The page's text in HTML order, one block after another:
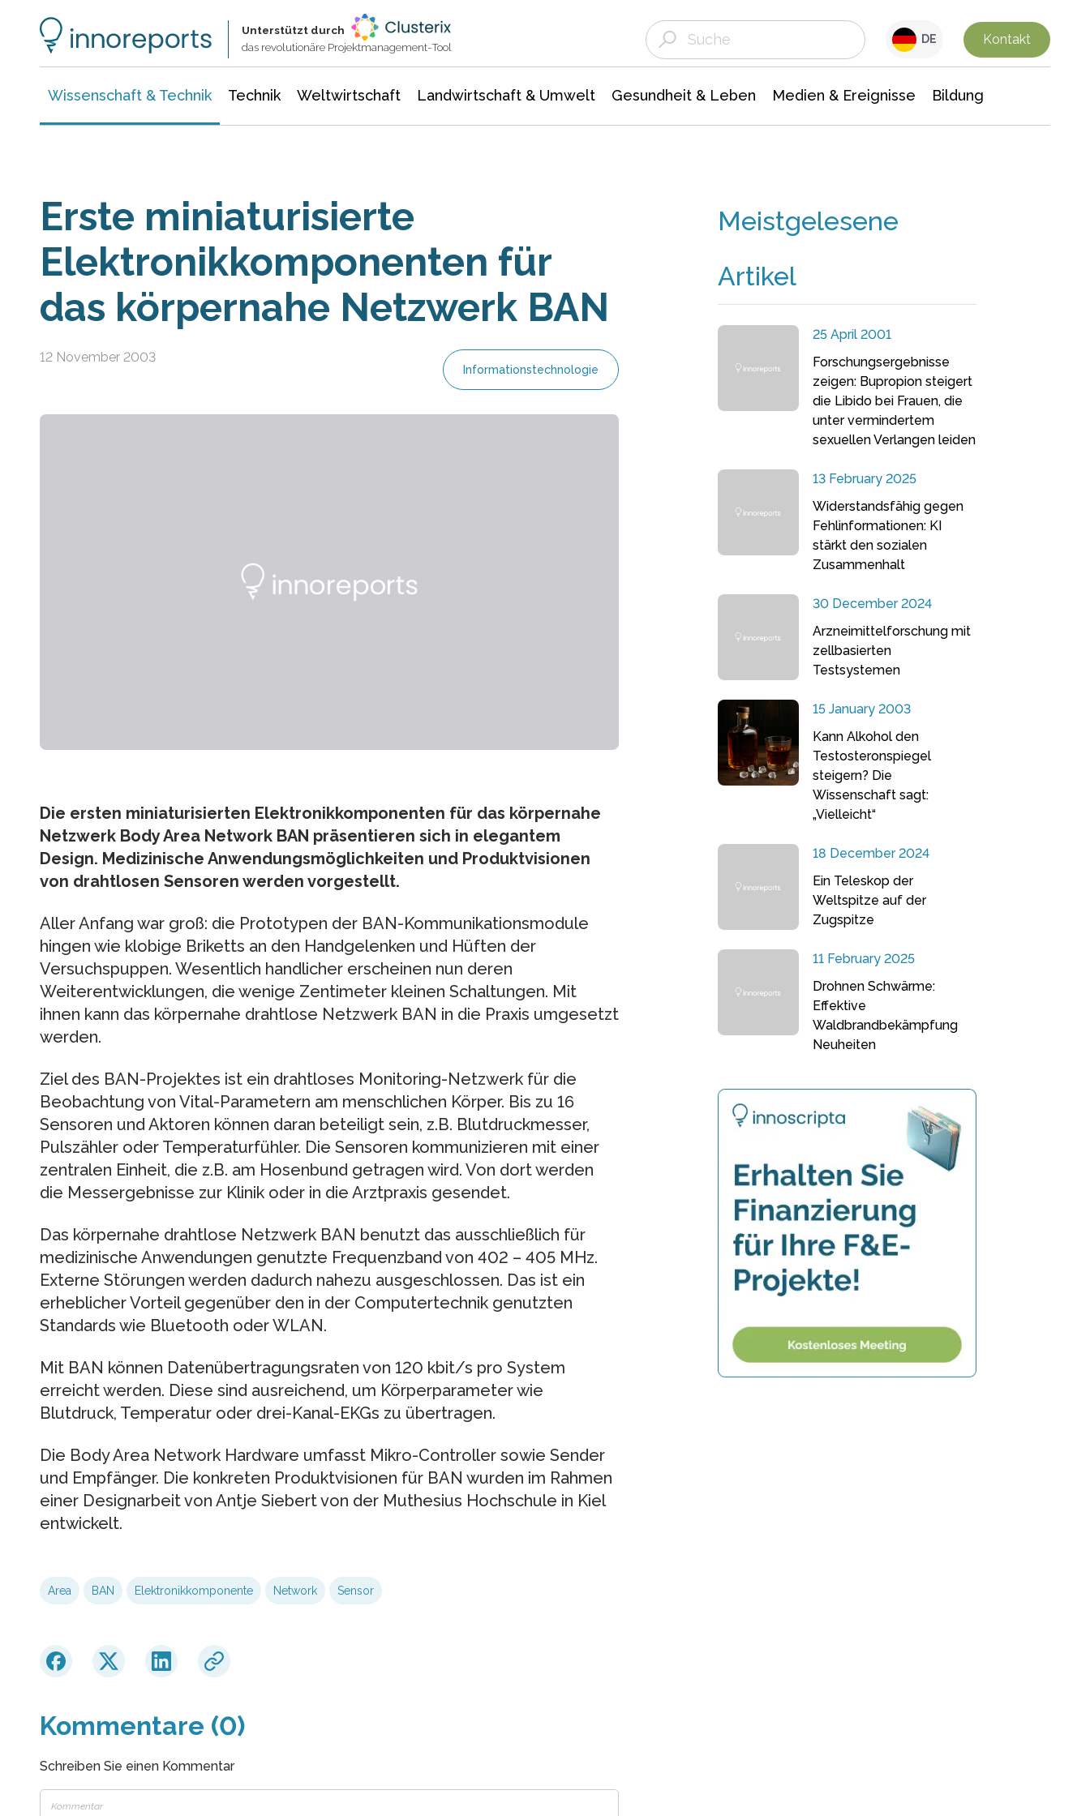
Unterstützt durch
das revolutionäre Projektmanagement-Tool
DE Kontakt
Wissenschaft & Technik Technik Weltwirtschaft Landwirtschaft & Umwelt Gesundheit & Leben Medien & Ereignisse Bildung
Erste miniaturisierte
Elektronikkomponenten für
das körpernahe Netzwerk BAN
12 November 2003
Informationstechnologie
Die ersten miniaturisierten Elektronikkomponenten für das körpernahe
Netzwerk Body Area Network BAN präsentieren sich in elegantem
Design. Medizinische Anwendungsmöglichkeiten und Produktvisionen
von drahtlosen Sensoren werden vorgestellt.
Aller Anfang war groß: die Prototypen der BAN-Kommunikationsmodule
hingen wie klobige Briketts an den Handgelenken und Hüften der
Versuchspuppen. Wesentlich handlicher erscheinen nun deren
Weiterentwicklungen, die wenige Zentimeter kleinen Schaltungen. Mit
ihnen kann das körpernahe drahtlose Netzwerk BAN in die Praxis umgesetzt
werden.
Ziel des BAN-Projektes ist ein drahtloses Monitoring-Netzwerk für die
Beobachtung von Vital-Parametern am menschlichen Körper. Bis zu 16
Sensoren und Aktoren können daran beteiligt sein, z.B. Blutdruckmesser,
Pulszähler oder Temperaturfühler. Die Sensoren kommunizieren mit einer
zentralen Einheit, die z.B. am Hosenbund getragen wird. Von dort werden
die Messergebnisse zur Klinik oder in die Arztpraxis gesendet.
Das körpernahe drahtlose Netzwerk BAN benutzt das ausschließlich für
medizinische Anwendungen genutzte Frequenzband von 402 – 405 MHz.
Externe Störungen werden dadurch nahezu ausgeschlossen. Das ist ein
erheblicher Vorteil gegenüber den in der Computertechnik genutzten
Standards wie Bluetooth oder WLAN.
Mit BAN können Datenübertragungsraten von 120 kbit/s pro System
erreicht werden. Diese sind ausreichend, um Körperparameter wie
Blutdruck, Temperatur oder drei-Kanal-EKGs zu übertragen.
Die Body Area Network Hardware umfasst Mikro-Controller sowie Sender
und Empfänger. Die konkreten Produktvisionen für BAN wurden im Rahmen
einer Designarbeit von Antje Siebert von der Muthesius Hochschule in Kiel
entwickelt.
Area BAN Elektronikkomponente Network Sensor
Kommentare (0)
Schreiben Sie einen Kommentar
Meistgelesene
Artikel
25 April 2001
Forschungsergebnisse
zeigen: Bupropion steigert
die Libido bei Frauen, die
unter vermindertem
sexuellen Verlangen leiden
13 February 2025
Widerstandsfähig gegen
Fehlinformationen: KI
stärkt den sozialen
Zusammenhalt
30 December 2024
Arzneimittelforschung mit
zellbasierten
Testsystemen
15 January 2003
Kann Alkohol den
Testosteronspiegel
steigern? Die
Wissenschaft sagt:
„Vielleicht“
18 December 2024
Ein Teleskop der
Weltspitze auf der
Zugspitze
11 February 2025
Drohnen Schwärme:
Effektive
Waldbrandbekämpfung
Neuheiten